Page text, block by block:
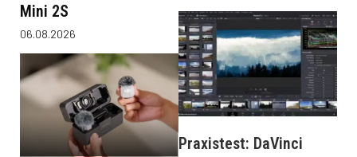
Mini 2S
06.08.2026
Praxistest: DaVinci